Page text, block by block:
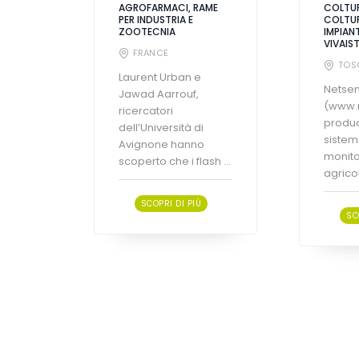
AGROFARMACI, RAME
PER INDUSTRIA E
ZOOTECNIA
FRANCE
Laurent Urban e
Jawad Aarrouf,
ricercatori
dell’Università di
Avignone hanno
scoperto che i flash ...
SCOPRI DI PIÙ